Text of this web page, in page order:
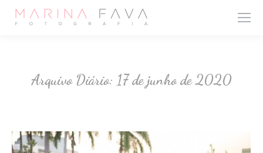
Arquivo Diário: 17 de junho de 2020